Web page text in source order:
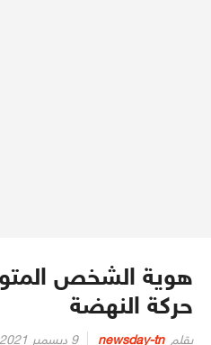
هوية الشخص
حركة النهضة
بقلم newsday-tn
Posted
9 ديسمبر 2021